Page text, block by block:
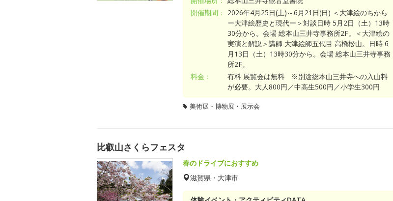
開催期間：
2026年4月25日(土)～6月21日(日) ＜大津絵のちから
ー大津絵歴史と現代ー＞対談日時 5月2日（土）13時
30分から。会場 総本山三井寺事務所2F。＜大津絵の
実演と解説＞講師 大津絵師五代目 高橋松山。日時 6
月13日（土）13時30分から。会場 総本山三井寺事務
所2F。
料金：
有料 展覧会は無料 ※別途総本山三井寺への入山料
が必要。大人800円／中高生500円／小学生300円
美術展・博物展・展示会
比叡山さくらフェスタ
春のドライブにおすすめ
滋賀県・大津市